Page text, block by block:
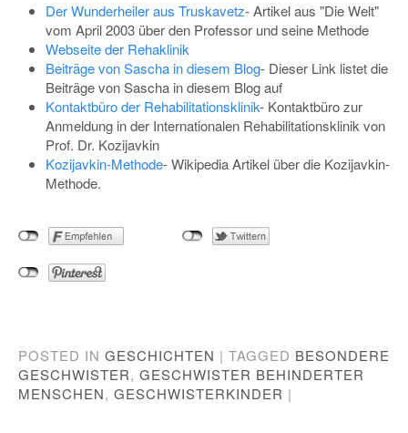
Der Wunderheiler aus Truskavetz-Artikel aus "Die Welt"
vom April 2003 über den Professor und seine Methode
Webseite der Rehaklinik
Beiträge von Sascha in diesem Blog- Dieser Link listet die
Beiträge von Sascha in diesem Blog auf
Kontaktbüro der Rehabilitationsklinik- Kontaktbüro zur
Anmeldung in der Internationalen Rehabilitationsklinik von
Prof. Dr. Kozijavkin
Kozijavkin-Methode-Wikipedia Artikel über die Kozijavkin-
Methode.
POSTED IN GESCHICHTEN | TAGGED BESONDERE
GESCHWISTER, GESCHWISTER BEHINDERTER
MENSCHEN, GESCHWISTERKINDER |